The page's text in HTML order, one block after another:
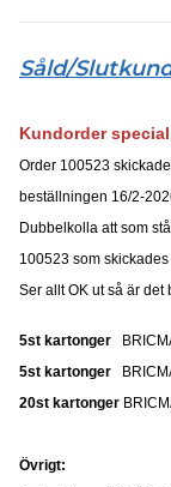
Såld/
Kundorder special
Order 100523
beställningen 16/2-
Dubbelkolla att som
100523 som
Ser allt OK ut så är
5st kartonger
5st kartonger
20st kartonger
Övrigt: